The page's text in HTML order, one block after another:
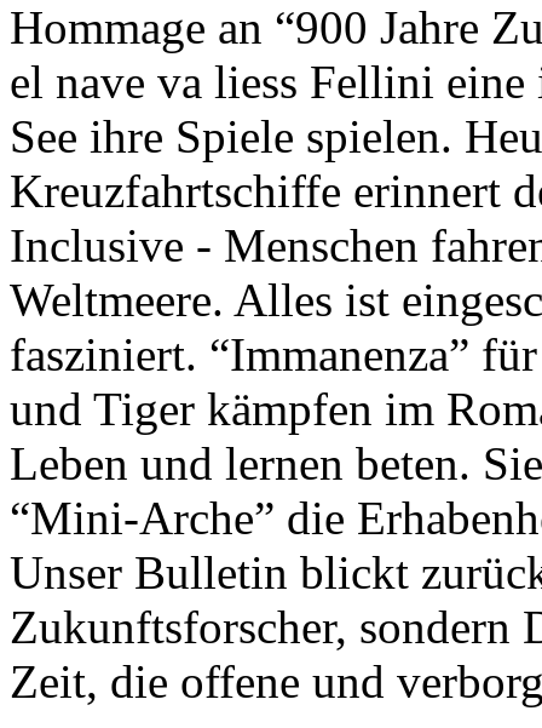
Hommage an “900 Jahre
el nave va liess Fellini
See ihre Spiele spielen.
Kreuzfahrtschiffe erinnert
Inclusive - Menschen
Weltmeere. Alles ist
fasziniert. “Immanenza”
und Tiger kämpfen im
Leben und lernen beten.
“Mini-Arche” die
Unser Bulletin blickt
Zukunftsforscher, sondern
Zeit, die offene und